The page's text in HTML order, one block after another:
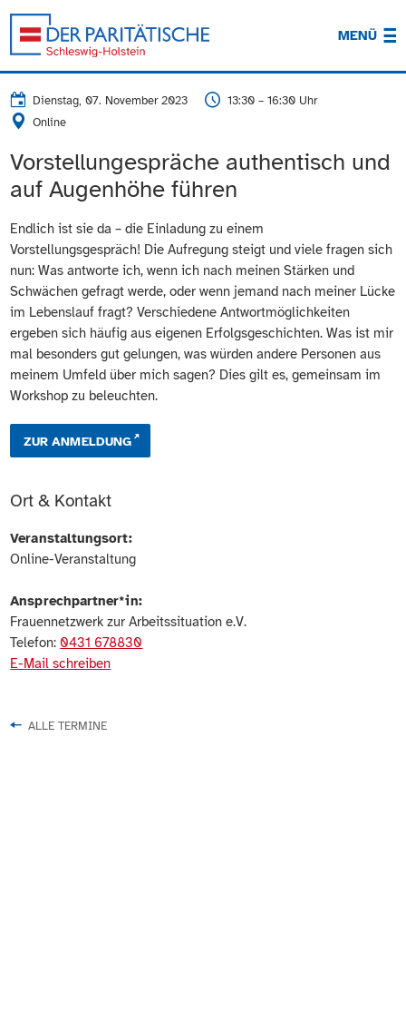
MENÜ
Dienstag, 07. November 2023
13:30 – 16:30 Uhr
Online
Vorstellungespräche authentisch und
auf Augenhöhe führen
Endlich ist sie da – die Einladung zu einem
Vorstellungsgespräch! Die Aufregung steigt und viele fragen sich
nun: Was antworte ich, wenn ich nach meinen Stärken und
Schwächen gefragt werde, oder wenn jemand nach meiner Lücke
im Lebenslauf fragt? Verschiedene Antwortmöglichkeiten
ergeben sich häufig aus eigenen Erfolgsgeschichten. Was ist mir
mal besonders gut gelungen, was würden andere Personen aus
meinem Umfeld über mich sagen? Dies gilt es, gemeinsam im
Workshop zu beleuchten.
ZUR ANMELDUNG
Ort & Kontakt
Veranstaltungsort:
Online-Veranstaltung
Ansprechpartner*in:
Frauennetzwerk zur Arbeitssituation e.V.
Telefon: 0431 678830
E-Mail schreiben
ALLE TERMINE